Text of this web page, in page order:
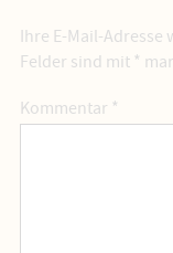
Ihre E-Mail-
Felder sind mit *
Kommentar *